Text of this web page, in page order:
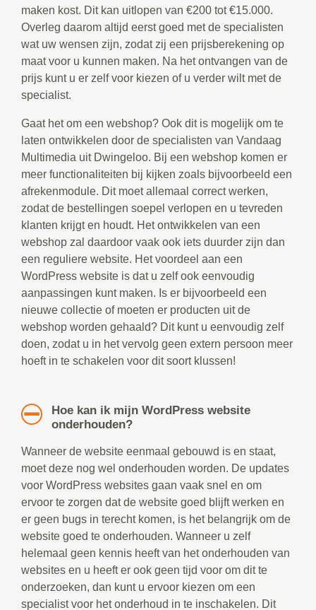
maken kost. Dit kan uitlopen van €200 tot €15.000.
Overleg daarom altijd eerst goed met de specialisten
wat uw wensen zijn, zodat zij een prijsberekening op
maat voor u kunnen maken. Na het ontvangen van de
prijs kunt u er zelf voor kiezen of u verder wilt met de
specialist.
Gaat het om een webshop? Ook dit is mogelijk om te
laten ontwikkelen door de specialisten van Vandaag
Multimedia uit Dwingeloo. Bij een webshop komen er
meer functionaliteiten bij kijken zoals bijvoorbeeld een
afrekenmodule. Dit moet allemaal correct werken,
zodat de bestellingen soepel verlopen en u tevreden
klanten krijgt en houdt. Het ontwikkelen van een
webshop zal daardoor vaak ook iets duurder zijn dan
een reguliere website. Het voordeel aan een
WordPress website is dat u zelf ook eenvoudig
aanpassingen kunt maken. Is er bijvoorbeeld een
nieuwe collectie of moeten er producten uit de
webshop worden gehaald? Dit kunt u eenvoudig zelf
doen, zodat u in het vervolg geen extern persoon meer
hoeft in te schakelen voor dit soort klussen!
Hoe kan ik mijn WordPress website
onderhouden?
Wanneer de website eenmaal gebouwd is en staat,
moet deze nog wel onderhouden worden. De updates
voor WordPress websites gaan vaak snel en om
ervoor te zorgen dat de website goed blijft werken en
er geen bugs in terecht komen, is het belangrijk om de
website goed te onderhouden. Wanneer u zelf
helemaal geen kennis heeft van het onderhouden van
websites en u heeft er ook geen tijd voor om dit te
onderzoeken, dan kunt u ervoor kiezen om een
specialist voor het onderhoud in te inschakelen. Dit